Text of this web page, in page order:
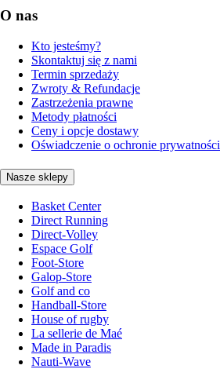
O nas
Kto jesteśmy?
Skontaktuj się z nami
Termin sprzedaży
Zwroty & Refundacje
Zastrzeżenia prawne
Metody płatności
Ceny i opcje dostawy
Oświadczenie o ochronie prywatności
Nasze sklepy
Basket Center
Direct Running
Direct-Volley
Espace Golf
Foot-Store
Galop-Store
Golf and co
Handball-Store
House of rugby
La sellerie de Maé
Made in Paradis
Nauti-Wave